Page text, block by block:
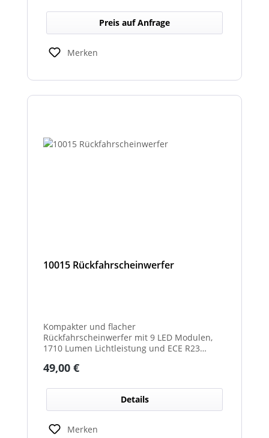
erhältlich.
Preis auf Anfrage
Merken
10015 Rückfahrscheinwerfer
Kompakter und flacher
Rückfahrscheinwerfer mit 9 LED Modulen,
1710 Lumen Lichtleistung und ECE R23
Regulärer Preis:
49,00 €
Details
Merken